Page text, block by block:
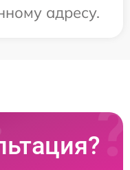
адресу.